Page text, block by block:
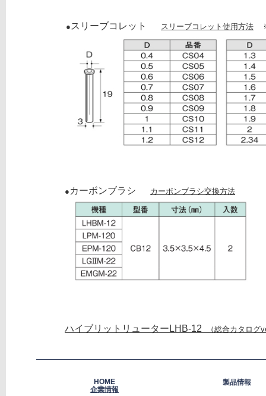
● スリーブコレット スリーブコレット使用方法
● カーボンブラシ カーボンブラシ交換方法
ハイブリットリューターLHB-12 （総合カタログ
HOME
企業情報
製品情報